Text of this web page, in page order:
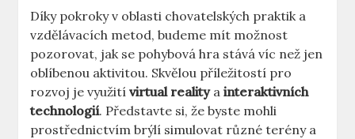
Díky pokroky v oblasti chovatelských praktik a
vzdělávacích metod, budeme mít možnost
pozorovat, jak se pohybová hra stává víc než jen
oblíbenou aktivitou. Skvělou příležitostí pro
rozvoj je využitívirtual realityainteraktivních
technologií. Představte si, že byste mohli
prostřednictvím brýlí simulovat různé terény a